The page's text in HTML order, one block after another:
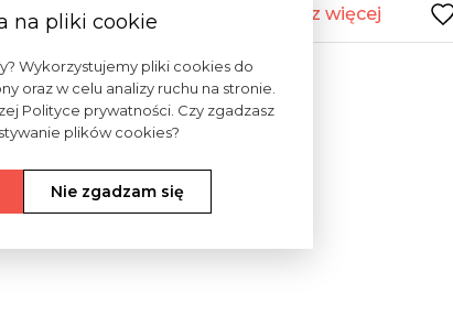
Zobacz więcej Zobacz więcej
na pliki cookie
Wykorzystujemy pliki cookies do
oraz w celu analizy ruchu na stronie.
Polityce prywatności. Czy zgadzasz
plików cookies?
Nie zgadzam się